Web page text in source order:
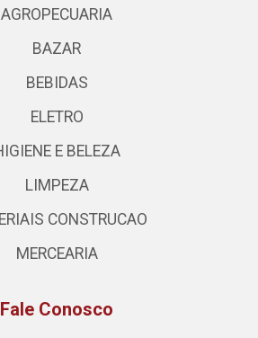
AGROPECUARIA
BAZAR
BEBIDAS
ELETRO
E BELEZA
LIMPEZA
CONSTRUCAO
MERCEARIA
Fale Conosco